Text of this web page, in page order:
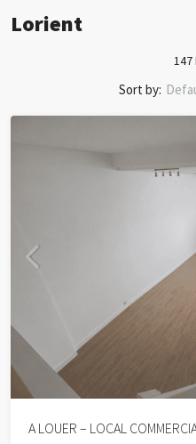
Lorient
147
Sort by:
A LOUER – LOCAL